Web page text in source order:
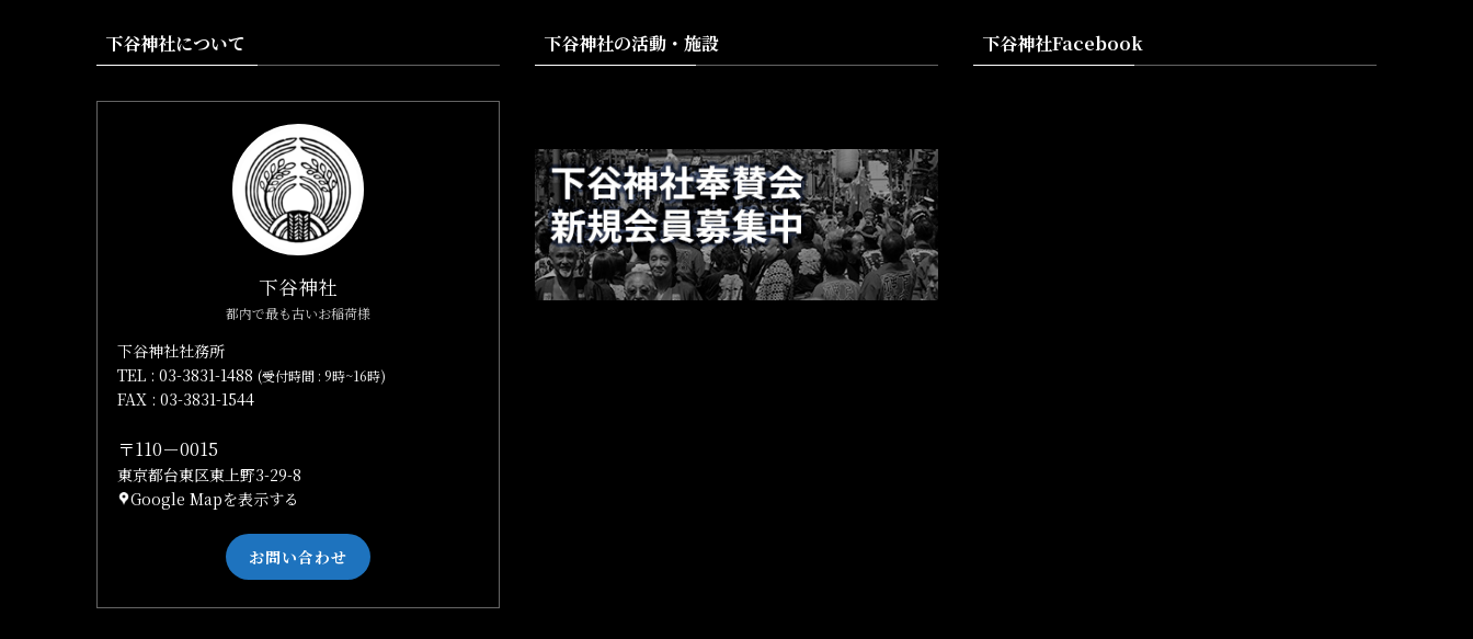
下谷神社について
下谷神社
都内で最も古いお稲荷様
下谷神社社務所
TEL : 03-3831-1488 (受付時間 : 9時~16時)
FAX : 03-3831-1544
〒110－0015
東京都台東区東上野3-29-8
Google Mapを表示する
お問い合わせ
下谷神社の活動・施設 下谷神社Facebook